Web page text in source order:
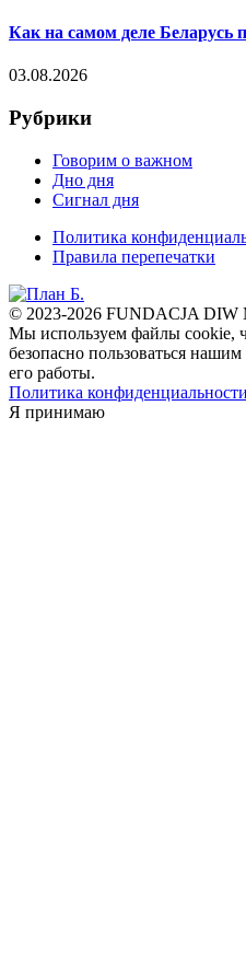
Как на самом деле
03.08.2026
Рубрики
Говорим о важном
Дно дня
Сигнал дня
Политика
Правила перепечатки
© 2023-2026 FUNDACJA DIW
Мы используем файлы cookie,
безопасно пользоваться
его работы.
Политика конфиденциальности
Я принимаю